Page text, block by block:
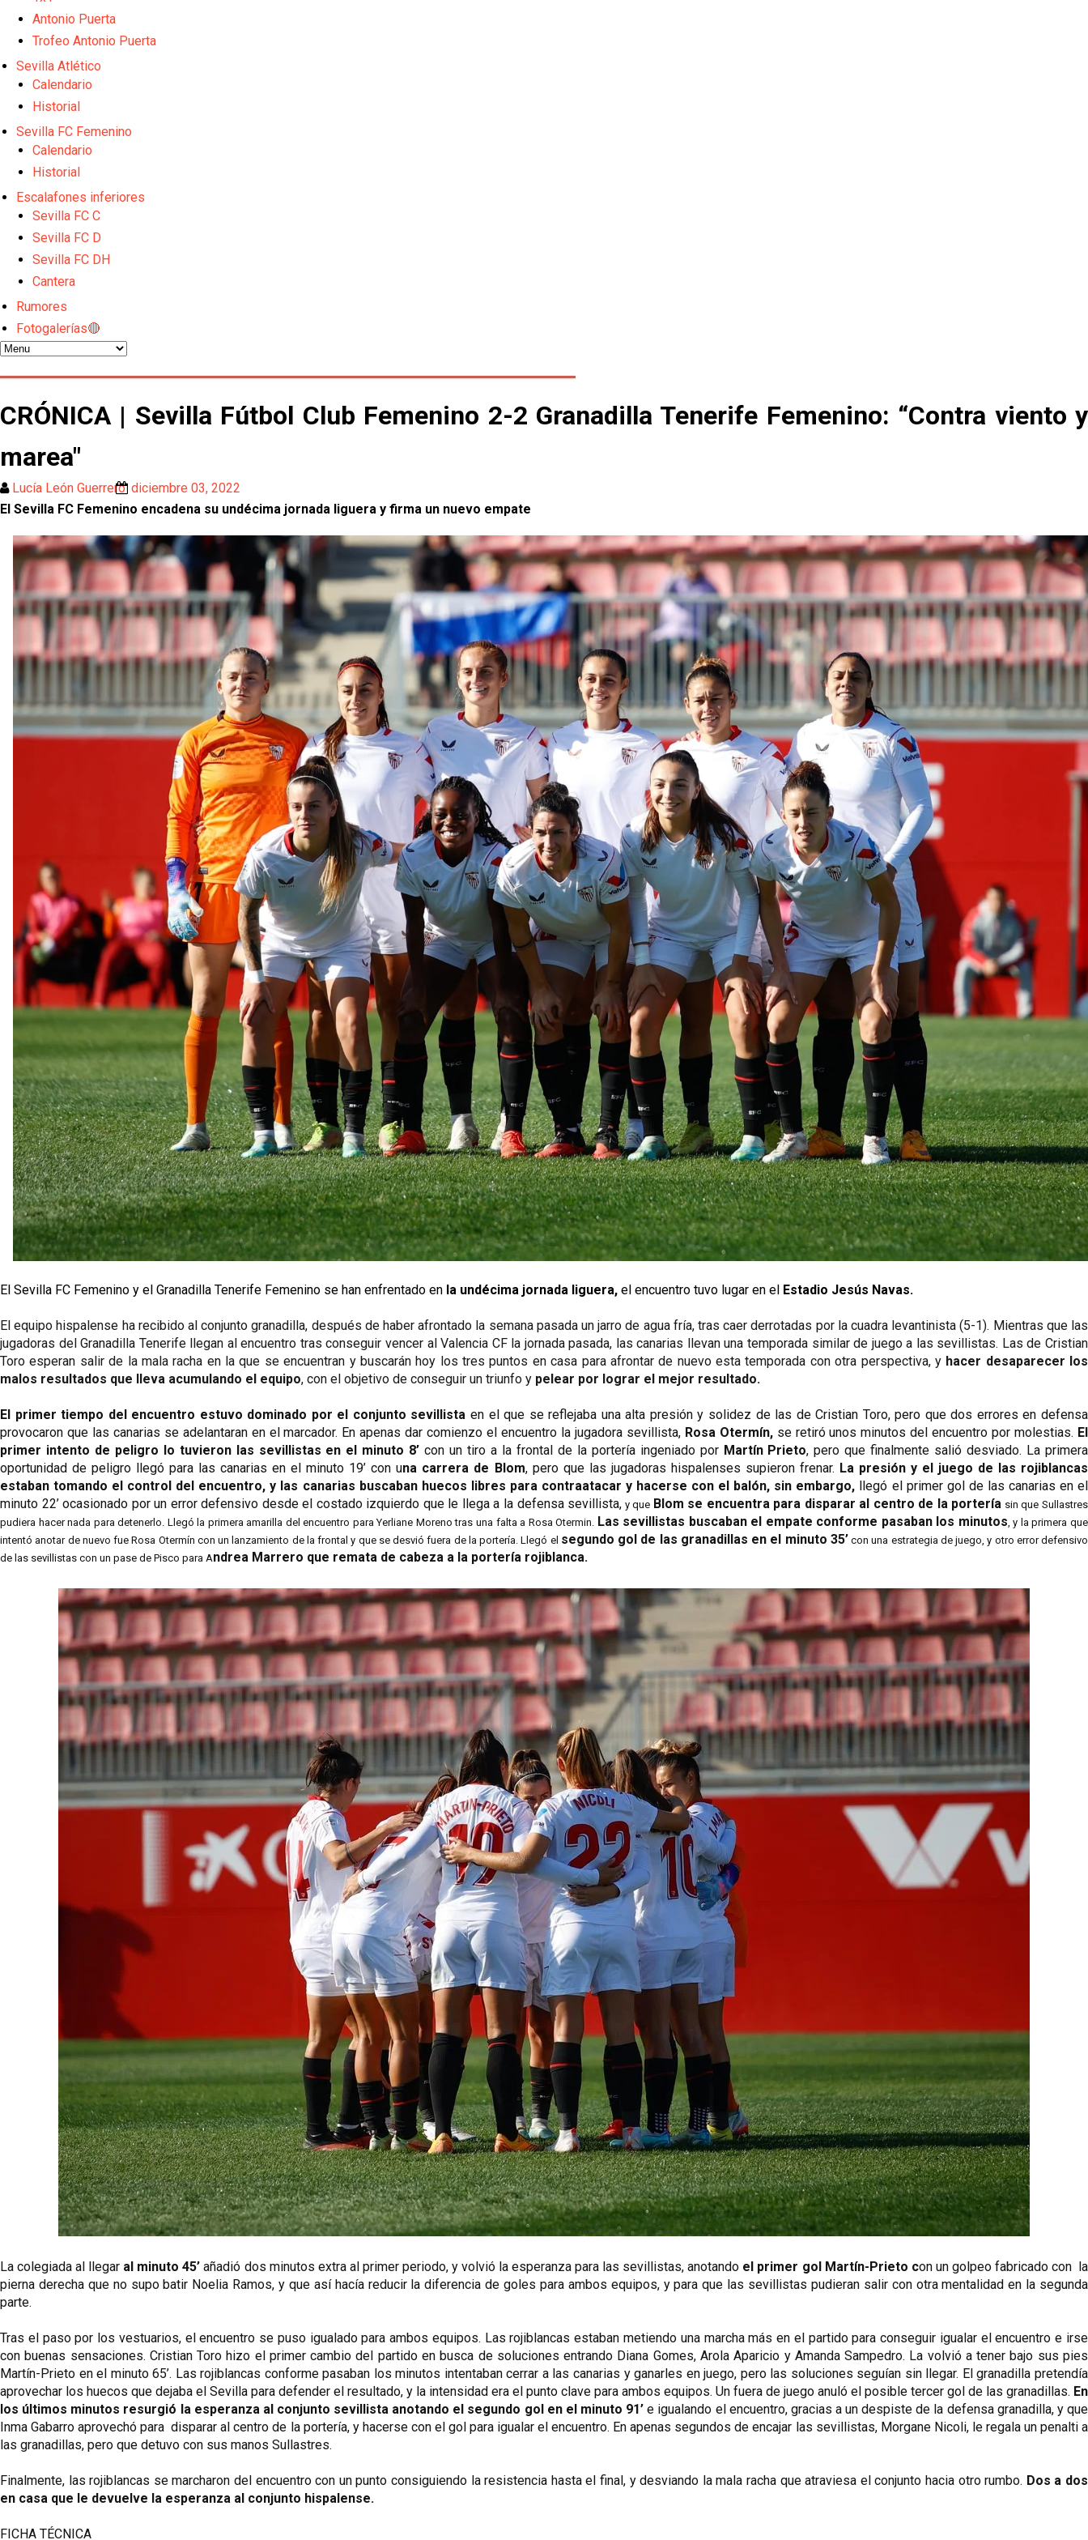
Miguel Sierra: La temporada pasada se vio reflejado que podemos tirar para delante y trabajamos con ilusión
Diomande ya es madridista mientras Rodri agita el mercado
Los posibles herederos del número 16 tras la marcha de Juanlu
Antonio Puerta
Trofeo Antonio Puerta
Sevilla Atlético
Calendario
Historial
Sevilla FC Femenino
Calendario
Historial
Escalafones inferiores
Sevilla FC C
Sevilla FC D
Sevilla FC DH
Cantera
Rumores
Fotogalerías🔴
CRÓNICA | Sevilla Fútbol Club Femenino 2-2 Granadilla Tenerife Femenino: “Contra viento y
marea"
Lucía León Guerrero diciembre 03, 2022
El Sevilla FC Femenino encadena su undécima jornada liguera y firma un nuevo empate
El Sevilla FC Femenino y el Granadilla Tenerife Femenino se han enfrentado en la undécima jornada liguera, el encuentro tuvo lugar en el Estadio Jesús Navas.
El equipo hispalense ha recibido al conjunto granadilla, después de haber afrontado la semana pasada un jarro de agua fría, tras caer derrotadas por la cuadra levantinista (5-1). Mientras que las
jugadoras del Granadilla Tenerife llegan al encuentro tras conseguir vencer al Valencia CF la jornada pasada, las canarias llevan una temporada similar de juego a las sevillistas. Las de Cristian
Toro esperan salir de la mala racha en la que se encuentran y buscarán hoy los tres puntos en casa para afrontar de nuevo esta temporada con otra perspectiva, y hacer desaparecer los
malos resultados que lleva acumulando el equipo, con el objetivo de conseguir un triunfo y pelear por lograr el mejor resultado.
El primer tiempo del encuentro estuvo dominado por el conjunto sevillista en el que se reflejaba una alta presión y solidez de las de Cristian Toro, pero que dos errores en defensa
provocaron que las canarias se adelantaran en el marcador. En apenas dar comienzo el encuentro la jugadora sevillista, Rosa Otermín, se retiró unos minutos del encuentro por molestias. El
primer intento de peligro lo tuvieron las sevillistas en el minuto 8’ con un tiro a la frontal de la portería ingeniado por Martín Prieto, pero que finalmente salió desviado. La primera
oportunidad de peligro llegó para las canarias en el minuto 19’ con una carrera de Blom, pero que las jugadoras hispalenses supieron frenar. La presión y el juego de las rojiblancas
estaban tomando el control del encuentro, y las canarias buscaban huecos libres para contraatacar y hacerse con el balón, sin embargo, llegó el primer gol de las canarias en el
minuto 22’ ocasionado por un error defensivo desde el costado izquierdo que le llega a la defensa sevillista, y que Blom se encuentra para disparar al centro de la portería sin que Sullastres
pudiera hacer nada para detenerlo. Llegó la primera amarilla del encuentro para Yerliane Moreno tras una falta a Rosa Otermin. Las sevillistas buscaban el empate conforme pasaban los minutos , y la primera que
intentó anotar de nuevo fue Rosa Otermín con un lanzamiento de la frontal y que se desvió fuera de la portería. Llegó el segundo gol de las granadillas en el minuto 35’ con una estrategia de juego, y otro error defensivo
de las sevillistas con un pase de Pisco para Andrea Marrero que remata de cabeza a la portería rojiblanca.
La colegiada al llegar al minuto 45’ añadió dos minutos extra al primer periodo, y volvió la esperanza para las sevillistas, anotando el primer gol Martín-Prieto con un golpeo fabricado con  la
pierna derecha que no supo batir Noelia Ramos, y que así hacía reducir la diferencia de goles para ambos equipos, y para que las sevillistas pudieran salir con otra mentalidad en la segunda
parte.
Tras el paso por los vestuarios, el encuentro se puso igualado para ambos equipos. Las rojiblancas estaban metiendo una marcha más en el partido para conseguir igualar el encuentro e irse
con buenas sensaciones. Cristian Toro hizo el primer cambio del partido en busca de soluciones entrando Diana Gomes, Arola Aparicio y Amanda Sampedro. La volvió a tener bajo sus pies
Martín-Prieto en el minuto 65’. Las rojiblancas conforme pasaban los minutos intentaban cerrar a las canarias y ganarles en juego, pero las soluciones seguían sin llegar. El granadilla pretendía
aprovechar los huecos que dejaba el Sevilla para defender el resultado, y la intensidad era el punto clave para ambos equipos. Un fuera de juego anuló el posible tercer gol de las granadillas. En
los últimos minutos resurgió la esperanza al conjunto sevillista anotando el segundo gol en el minuto 91’ e igualando el encuentro, gracias a un despiste de la defensa granadilla, y que
Inma Gabarro aprovechó para  disparar al centro de la portería, y hacerse con el gol para igualar el encuentro. En apenas segundos de encajar las sevillistas, Morgane Nicoli, le regala un penalti a
las granadillas, pero que detuvo con sus manos Sullastres.
Finalmente, las rojiblancas se marcharon del encuentro con un punto consiguiendo la resistencia hasta el final, y desviando la mala racha que atraviesa el conjunto hacia otro rumbo. Dos a dos
en casa que le devuelve la esperanza al conjunto hispalense.
FICHA TÉCNICA